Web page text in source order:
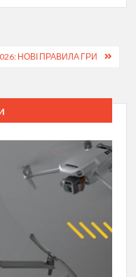
НОВІ ПРАВИЛА ГРИ